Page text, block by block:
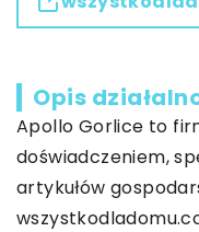
Opis
Apollo Gorlice to
doświadczeniem,
artykułów